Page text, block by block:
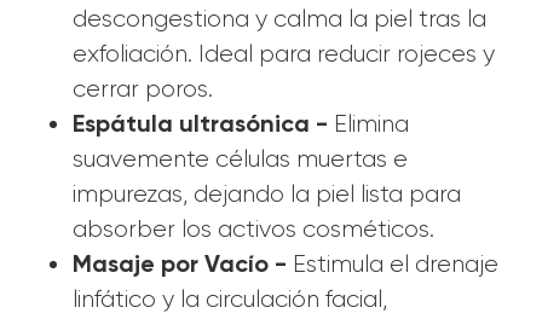
descongestiona y calma la piel tras la
exfoliación. Ideal para reducir rojeces y
cerrar poros.
Espátula ultrasónica - Elimina
suavemente células muertas e
impurezas, dejando la piel lista para
absorber los activos cosméticos.
Masaje por Vacío - Estimula el drenaje
linfático y la circulación facial,